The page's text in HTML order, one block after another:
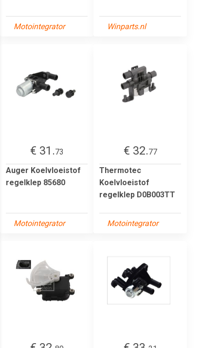
Motointegrator Winparts.nl
€ 31.73
Auger Koelvloeistof
regelklep 85680
Motointegrator
€ 32.77
Thermotec
Koelvloeistof
regelklep D0B003TT
Motointegrator